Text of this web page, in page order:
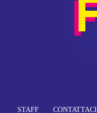
STAFF CONTATTACI